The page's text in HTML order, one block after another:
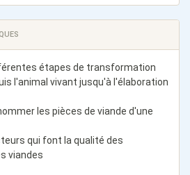
étapes de transformation
l'animal vivant jusqu'à l'élaboration
les pièces de viande d'une
qui font la qualité des
viandes